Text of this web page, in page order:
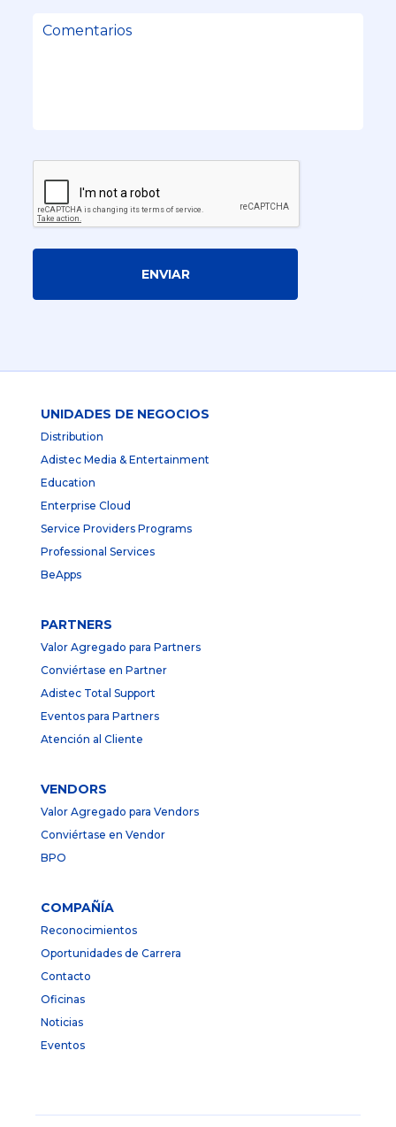
ENVIAR
UNIDADES DE NEGOCIOS
Distribution
Adistec Media & Entertainment
Education
Enterprise Cloud
Service Providers Programs
Professional Services
BeApps
PARTNERS
Valor Agregado para Partners
Conviértase en Partner
Adistec Total Support
Eventos para Partners
Atención al Cliente
VENDORS
Valor Agregado para Vendors
Conviértase en Vendor
BPO
COMPAÑÍA
Reconocimientos
Oportunidades de Carrera
Contacto
Oficinas
Noticias
Eventos